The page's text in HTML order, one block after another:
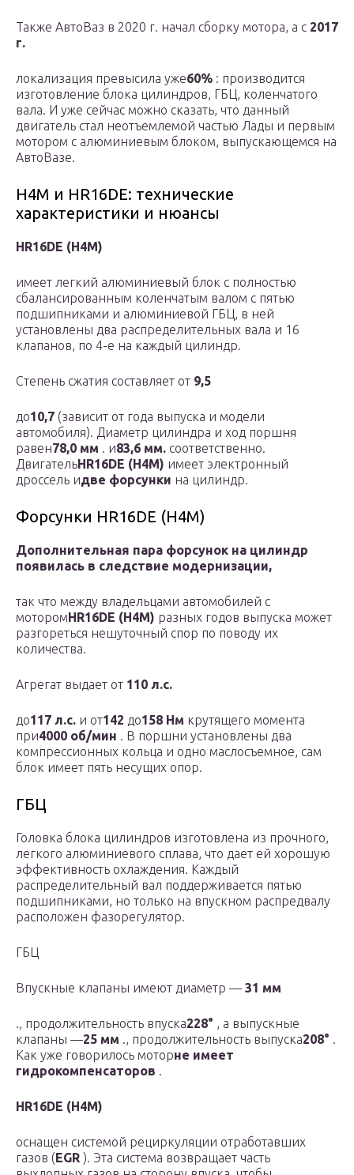
Также АвтоВаз в 2020 г. начал сборку мотора, а с 2017
г.
локализация превысила уже60% : производится
изготовление блока цилиндров, ГБЦ, коленчатого
вала. И уже сейчас можно сказать, что данный
двигатель стал неотъемлемой частью Лады и первым
мотором с алюминиевым блоком, выпускающемся на
АвтоВазе.
H4M и HR16DE: технические
характеристики и нюансы
HR16DE (H4M)
имеет легкий алюминиевый блок с полностью
сбалансированным коленчатым валом с пятью
подшипниками и алюминиевой ГБЦ, в ней
установлены два распределительных вала и 16
клапанов, по 4-е на каждый цилиндр.
Степень сжатия составляет от 9,5
до10,7 (зависит от года выпуска и модели
автомобиля). Диаметр цилиндра и ход поршня
равен78,0 мм . и83,6 мм. соответственно.
ДвигательHR16DE (H4M) имеет электронный
дроссель идве форсунки на цилиндр.
Форсунки HR16DE (H4M)
Дополнительная пара форсунок на цилиндр
появилась в следствие модернизации,
так что между владельцами автомобилей с
моторомHR16DE (H4M) разных годов выпуска может
разгореться нешуточный спор по поводу их
количества.
Агрегат выдает от 110 л.с.
до117 л.с. и от142 до158 Нм крутящего момента
при4000 об/мин . В поршни установлены два
компрессионных кольца и одно маслосъемное, сам
блок имеет пять несущих опор.
ГБЦ
Головка блока цилиндров изготовлена из прочного,
легкого алюминиевого сплава, что дает ей хорошую
эффективность охлаждения. Каждый
распределительный вал поддерживается пятью
подшипниками, но только на впускном распредвалу
расположен фазорегулятор.
ГБЦ
Впускные клапаны имеют диаметр — 31 мм
., продолжительность впуска228° , а выпускные
клапаны —25 мм ., продолжительность выпуска208° .
Как уже говорилось моторне имеет
гидрокомпенсаторов .
HR16DE (H4M)
оснащен системой рециркуляции отработавших
газов (EGR ). Эта система возвращает часть